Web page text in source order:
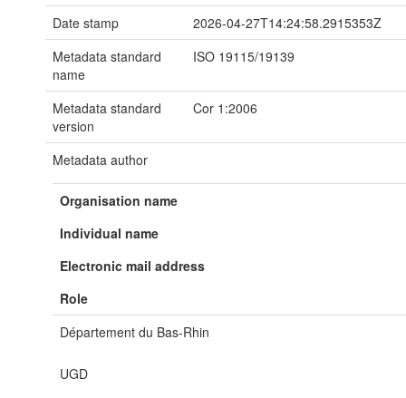
Date stamp
2026-04-27T14:24:58.2915353Z
Metadata standard
name
ISO 19115/19139
Metadata standard
version
Cor 1:2006
Metadata author
Organisation name
Individual name
Electronic mail address
Role
Département du Bas-Rhin
UGD